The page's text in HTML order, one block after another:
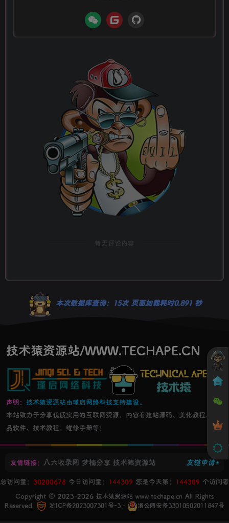
暂无评论内容
本次数据库查询：15次 页面加载耗时0.891 秒
技术猿资源站/WWW.TECHAPE.CN
声明： 技术猿资源站由瑾启网络科技支持建设。
本站致力于分享优质实用的互联网资源，内容有建站源码、美化教程、精
品软件、技术教程，维修手册等！
友链申请+
友情链接： 八六收录网 梦楠分享 技术猿资源站
总访问量： 30200678 今日访问量： 144309 您是今天第： 144309 个访问者
Copyright © 2023-2026 技术猿资源站 www.techape.cn All Rights
Reserved.
浙ICP备2023007301号-3 ・ 浙公网安备33010502011847号